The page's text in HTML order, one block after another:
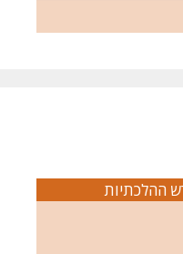
ההלכתיות